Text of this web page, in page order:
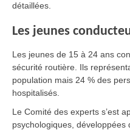
détaillées.
Les jeunes
Les jeunes de 15 à 24 ans
sécurité routière. Ils
population mais 24 % des
hospitalisés.
Le Comité des experts s’est
psychologiques,